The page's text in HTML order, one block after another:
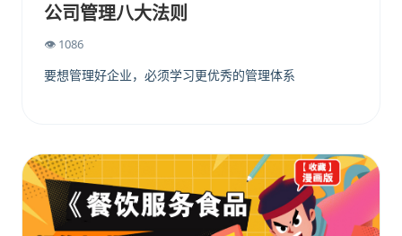
公司管理八大法则
👁 1086
要想管理好企业，必须学习更优秀的管理体系